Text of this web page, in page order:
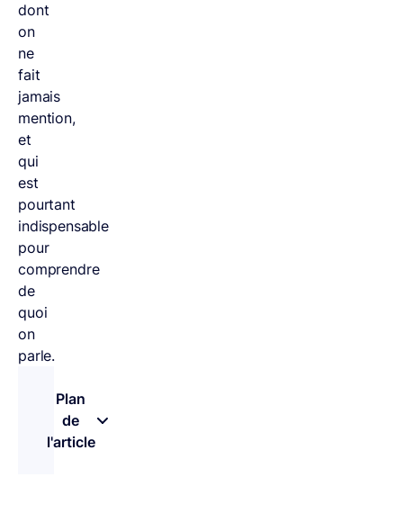
dont
on
ne
fait
jamais
mention,
et
qui
est
pourtant
indispensable
pour
comprendre
de
quoi
on
parle.
Plan
de
l'article